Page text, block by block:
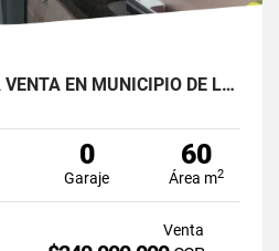
APARTAMENTO PARA VENTA EN MUNICIPIO DE LA CEJA
0
Garaje
60
Área m2
Venta